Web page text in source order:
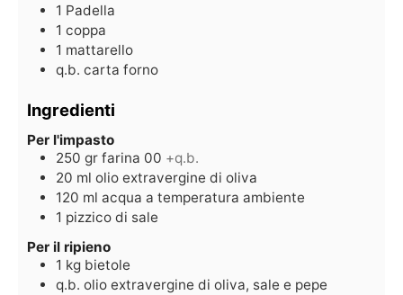
1 Padella
1 coppa
1 mattarello
q.b. carta forno
Ingredienti
Per l'impasto
250 gr farina 00 +q.b.
20 ml olio extravergine di oliva
120 ml acqua a temperatura ambiente
1 pizzico di sale
Per il ripieno
1 kg bietole
q.b. olio extravergine di oliva, sale e pepe